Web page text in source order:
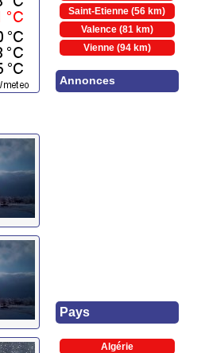
Saint-Etienne (56 km)
Valence (81 km)
Vienne (94 km)
Annonces
Pays
Algérie